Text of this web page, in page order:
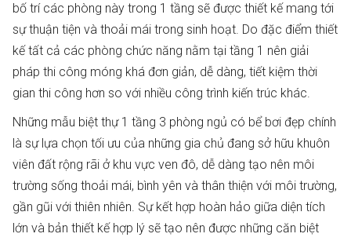
bố trí các phòng này trong 1 tầng sẽ được thiết kế mang tới
sự thuận tiện và thoải mái trong sinh hoạt. Do đặc điểm thiết
kế tất cả các phòng chức năng nằm tại tầng 1 nên giải
pháp thi công móng khá đơn giản, dễ dàng, tiết kiệm thời
gian thi công hơn so với nhiều công trình kiến trúc khác.
Những mẫu biệt thự 1 tầng 3 phòng ngủ có bể bơi đẹp chính
là sự lựa chọn tối ưu của những gia chủ đang sở hữu khuôn
viên đất rộng rãi ở khu vực ven đô, dễ dàng tạo nên môi
trường sống thoải mái, bình yên và thân thiện với môi trường,
gần gũi với thiên nhiên. Sự kết hợp hoàn hảo giữa diện tích
lớn và bản thiết kế hợp lý sẽ tạo nên được những căn biệt